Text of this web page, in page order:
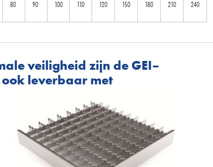
80 90 100 110 120 150 180 210 240
veiligheid zijn de GEI–
leverbaar met